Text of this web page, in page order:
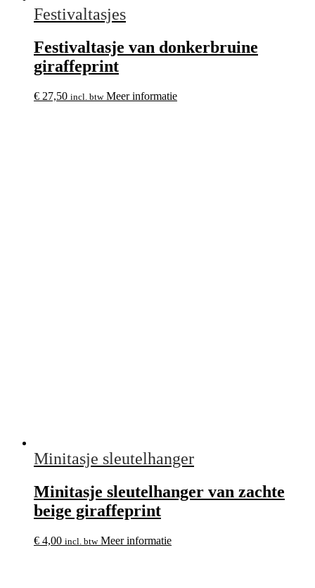
Festivaltasjes
Festivaltasje van donkerbruine
giraffeprint
€ 27,50 incl. btw Meer informatie
Minitasje sleutelhanger
Minitasje sleutelhanger van zachte
beige giraffeprint
€ 4,00 incl. btw Meer informatie